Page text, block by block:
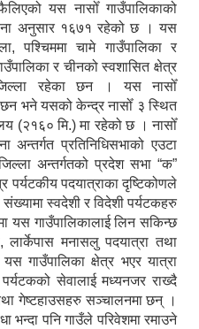
यस नासोँ गाउँपालिकाको
अनुसार १६७१ रहेको छ । यस
पश्चिममा चामे गाउँपालिका र
र चीनको स्वशासित क्षेत्र
रहेका छन । यस नासोँ
छन भने यसको केन्द्र नासोँ ३ स्थित
(२१६० मि.) मा रहेको छ । नासोँ
अन्तर्गत प्रतिनिधिसभाको एउटा
अन्तर्गतको प्रदेश सभा “क”
पर्यटकीय पदयात्राका दृष्टिकोणले
संख्यामा स्वदेशी र विदेशी पर्यटकहरु
यस गाउँपालिकालाई लिन सकिन्छ
लार्केपास मनासलु पदयात्रा तथा
गाउँपालिका क्षेत्र भएर यात्रा
सेवालाई मध्यनजर राख्दै
गेष्टहाउसहरु सञ्चालनमा छन् ।
भन्दा पनि गाउँले परिवेशमा रमाउने